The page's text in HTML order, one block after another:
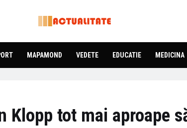
MAPAMOND VEDETE EDUCATIE MEDICINA
tot mai aproape